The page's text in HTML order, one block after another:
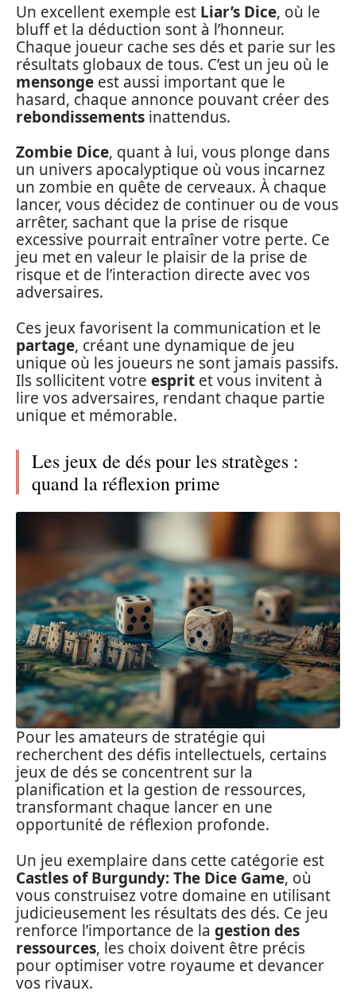
Un excellent exemple est Liar’s Dice, où le
bluff et la déduction sont à l’honneur.
Chaque joueur cache ses dés et parie sur les
résultats globaux de tous. C’est un jeu où le
mensonge est aussi important que le
hasard, chaque annonce pouvant créer des
rebondissements inattendus.
Zombie Dice, quant à lui, vous plonge dans
un univers apocalyptique où vous incarnez
un zombie en quête de cerveaux. À chaque
lancer, vous décidez de continuer ou de vous
arrêter, sachant que la prise de risque
excessive pourrait entraîner votre perte. Ce
jeu met en valeur le plaisir de la prise de
risque et de l’interaction directe avec vos
adversaires.
Ces jeux favorisent la communication et le
partage, créant une dynamique de jeu
unique où les joueurs ne sont jamais passifs.
Ils sollicitent votre esprit et vous invitent à
lire vos adversaires, rendant chaque partie
unique et mémorable.
Les jeux de dés pour les stratèges :
quand la réflexion prime
Pour les amateurs de stratégie qui
recherchent des défis intellectuels, certains
jeux de dés se concentrent sur la
planification et la gestion de ressources,
transformant chaque lancer en une
opportunité de réflexion profonde.
Un jeu exemplaire dans cette catégorie est
Castles of Burgundy: The Dice Game, où
vous construisez votre domaine en utilisant
judicieusement les résultats des dés. Ce jeu
renforce l’importance de la gestion des
ressources, les choix doivent être précis
pour optimiser votre royaume et devancer
vos rivaux.